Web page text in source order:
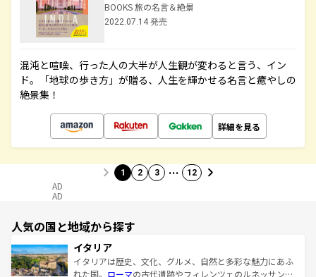
BOOKS 旅の名言＆絶景
2022.07.14 発売
混沌と喧噪、行った人の大半が人生観が変わると言う、イン
ド。「地球の歩き方」が贈る、人生を輝かせる名言と癒やしの
絶景集！
詳細を見る
1 2 3 … 12
AD
AD
人気の国と地域から探す
イタリア
イタリアは歴史、文化、グルメ、自然と多彩な魅力にあふ
れた国。 ローマの古代遺跡やフィレンツェのルネッサンス